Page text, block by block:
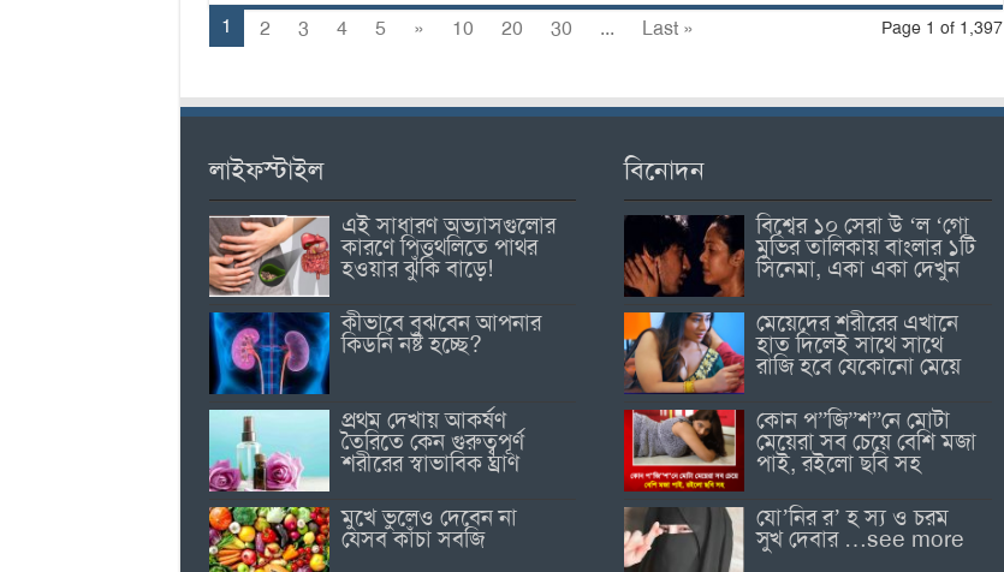
Page 1 of 1,397
1 2 3 4 5 » 10 20 30 ... Last »
লাইফস্টাইল
এই সাধারণ অভ্যাসগুলোর
কারণে পিত্তথলিতে পাথর
হওয়ার ঝুঁকি বাড়ে!
কীভাবে বুঝবেন আপনার
কিডনি নষ্ট হচ্ছে?
প্রথম দেখায় আকর্ষণ
তৈরিতে কেন গুরুত্বপূর্ণ
শরীরের স্বাভাবিক ঘ্রাণ
মুখে ভুলেও দেবেন না
যেসব কাঁচা সবজি
বিনোদন
বিশ্বের ১০ সেরা উ ‘ল ‘গো
মুভির তালিকায় বাংলার ১টি
সিনেমা, একা একা দেখুন
মেয়েদের শরীরের এখানে
হাত দিলেই সাথে সাথে
রাজি হবে যেকোনো মেয়ে
কোন প”জি”শ”নে মোটা
মেয়েরা সব চেয়ে বেশি মজা
পাই, রইলো ছবি সহ
যো’নির র’ হ স্য ও চরম
সুখ দেবার …see more